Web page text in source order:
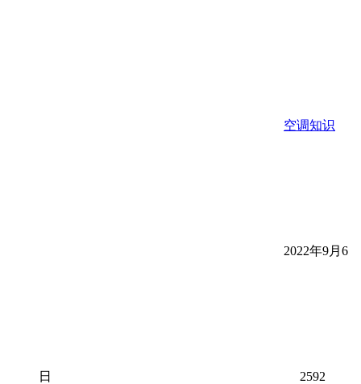
空调知识
2022年9月6
日 2592